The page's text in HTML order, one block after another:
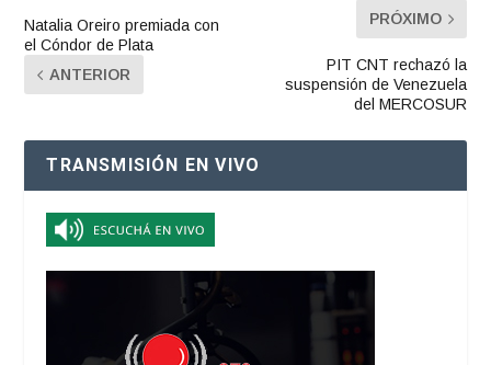
Natalia Oreiro premiada con
el Cóndor de Plata
ANTERIOR
PRÓXIMO
PIT CNT rechazó la
suspensión de Venezuela
del MERCOSUR
TRANSMISIÓN EN VIVO